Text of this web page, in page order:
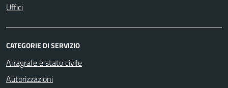
Uffici
CATEGORIE DI SERVIZIO
Anagrafe e stato civile
Autorizzazioni